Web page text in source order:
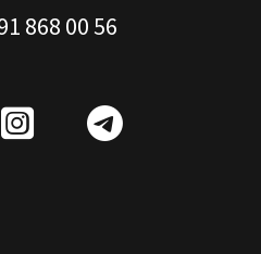
868 00 56
IG